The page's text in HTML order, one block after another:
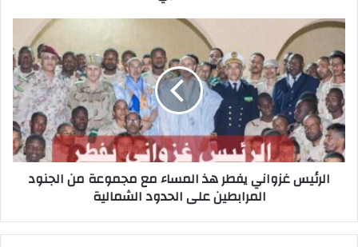
الرئيس غزواني يفطر هذ المساء مع مجموعة من الجنود
المرابطين على الحدود الشمالية